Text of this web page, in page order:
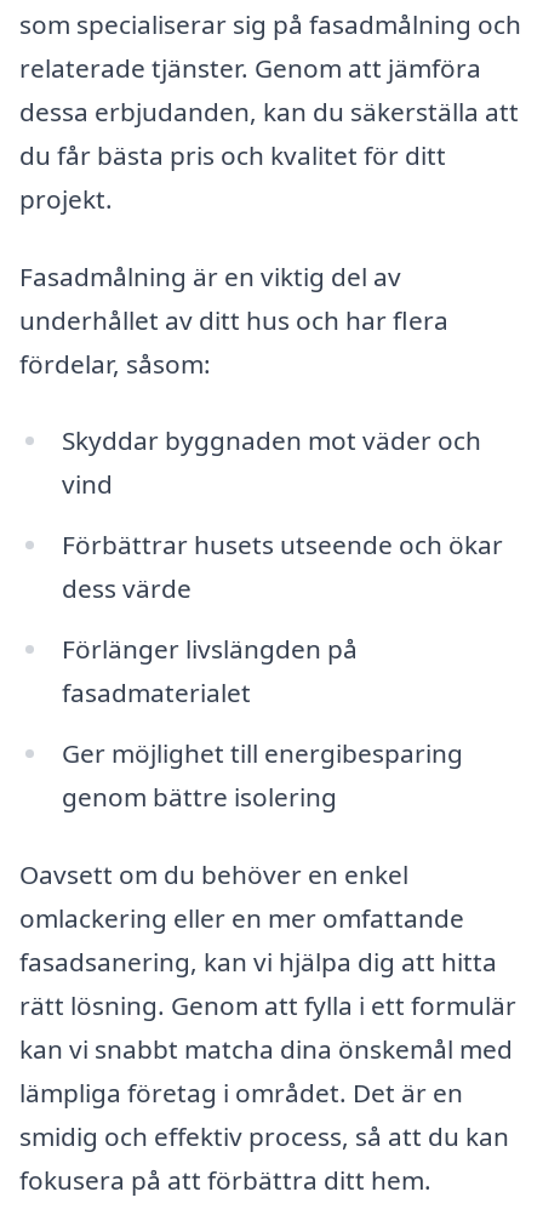
som specialiserar sig på fasadmålning och
relaterade tjänster. Genom att jämföra
dessa erbjudanden, kan du säkerställa att
du får bästa pris och kvalitet för ditt
projekt.
Fasadmålning är en viktig del av
underhållet av ditt hus och har flera
fördelar, såsom:
Skyddar byggnaden mot väder och
vind
Förbättrar husets utseende och ökar
dess värde
Förlänger livslängden på
fasadmaterialet
Ger möjlighet till energibesparing
genom bättre isolering
Oavsett om du behöver en enkel
omlackering eller en mer omfattande
fasadsanering, kan vi hjälpa dig att hitta
rätt lösning. Genom att fylla i ett formulär
kan vi snabbt matcha dina önskemål med
lämpliga företag i området. Det är en
smidig och effektiv process, så att du kan
fokusera på att förbättra ditt hem.